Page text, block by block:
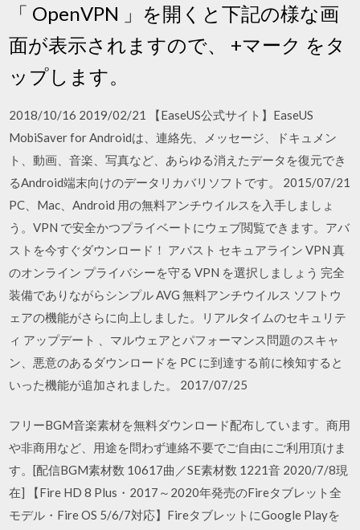
「 OpenVPN 」を開くと下記の様な画
面が表示されますので、 +マーク をタ
ップします。
2018/10/16 2019/02/21 【EaseUS公式サイト】EaseUS
MobiSaver for Androidは、連絡先、メッセージ、ドキュメン
ト、動画、音楽、写真など、あらゆる消えたデータを復元でき
るAndroid端末向けのデータリカバリソフトです。 2015/07/21
PC、Mac、Android 用の無料アンチウイルスを入手しましょ
う。VPN で安全かつプライベートにウェブ閲覧できます。アバ
ストを今すぐダウンロード！ アバスト セキュアライン VPN 真
のオンライン プライバシーを守る VPN を選択しましょう 完全
装備でありながらシンプル AVG 無料アンチウイルス ソフトウ
ェアの機能がさらに向上しました。リアルタイムのセキュリテ
ィ アップデート 、マルウェアとパフォーマンス問題のスキャ
ン、悪意のあるダウンロードを PC に到達する前に検知すると
いった機能が追加されました。 2017/07/25
フリーBGM音楽素材を無料ダウンロード配布しています。商用
や非商用など、用途を問わず連絡不要でご自由にご利用頂けま
す。[配信BGM素材数 10617曲／SE素材数 1221音 2020/7/8現
在] 【Fire HD 8 Plus・2017～2020年発売のFireタブレット全
モデル・Fire OS 5/6/7対応】FireタブレットにGoogle Playを